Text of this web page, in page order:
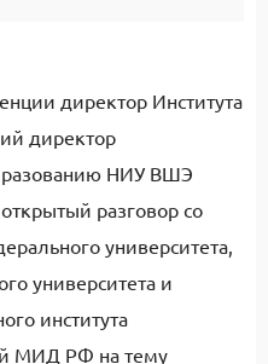
директор Института
директор
НИУ ВШЭ
разговор со
университета,
университета и
института
МИД РФ на тему